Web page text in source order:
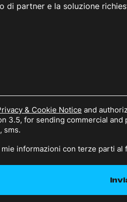
di partner e la soluzione
& Cookie Notice and
3.5, for sending commercial
sms.
informazioni con terze parti